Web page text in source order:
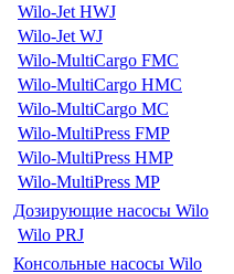
Wilo-Jet HWJ
Wilo-Jet WJ
Wilo-MultiCargo FMC
Wilo-MultiCargo HMC
Wilo-MultiCargo MC
Wilo-MultiPress FMP
Wilo-MultiPress HMP
Wilo-MultiPress MP
Дозирующие насосы Wilo
Wilo PRJ
Консольные насосы Wilo